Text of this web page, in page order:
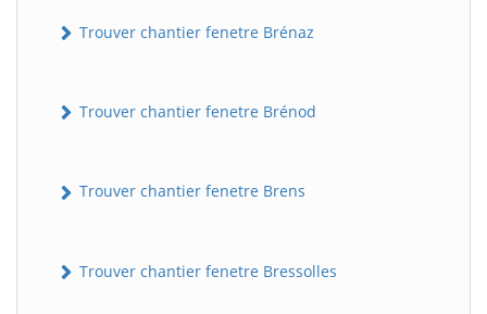
Trouver chantier fenetre Brénaz
Trouver chantier fenetre Brénod
Trouver chantier fenetre Brens
Trouver chantier fenetre Bressolles